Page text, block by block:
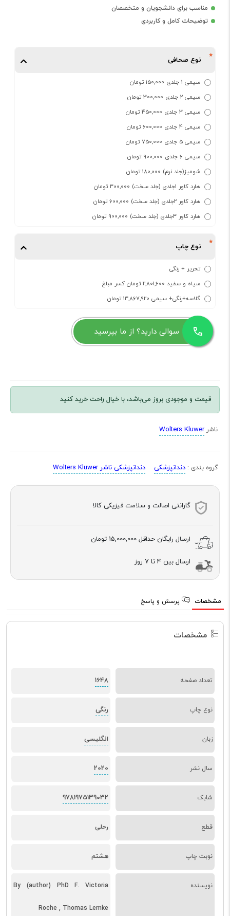
مناسب برای دانشجویان و متخصصان
توضیحات کامل و کاربردی
نوع صحافی
سیمی 1 جلدی 150,000 تومان
سیمی 2 جلدی 300,000 تومان
سیمی 3 جلدی 450,000 تومان
سیمی 4 جلدی 600,000 تومان
سیمی 5 جلدی 750,000 تومان
سیمی 6 جلدی 900,000 تومان
شومیز(جلد نرم) 180,000 تومان
هارد کاور 1جلدی (جلد سخت) 300,000 تومان
هارد کاور 2جلدی (جلد سخت) 600,000 تومان
هارد کاور 3جلدی (جلد سخت) 900,000 تومان
نوع چاپ
تحریر + رنگی
سیاه و سفید 2,801,600 تومان کسر مبلغ
گلاسه+رنگی+ سیمی 13,867,920 تومان
سوالی دارید؟ از ما بپرسید
قیمت و موجودی بروز می‌باشد، با خیال راحت خرید کنید
ناشرWolters Kluwer
گروه بندی : دندانپزشکی دندانپزشکی ناشر Wolters Kluwer
گارانتی اصالت و سلامت فیزیکی کالا
ارسال رایگان حداقل 15,000,000 تومان
ارسال بین 4 تا 7 روز
مشخصات پرسش و پاسخ
مشخصات
تعداد صفحه 1648
نوع چاپ رنگی
زبان انگلیسی
سال نشر 2020
شابک 9781975139032
قطع رحلی
نوبت چاپ هشتم
نویسنده By (author) PhD F. Victoria
Roche , Thomas Lemke